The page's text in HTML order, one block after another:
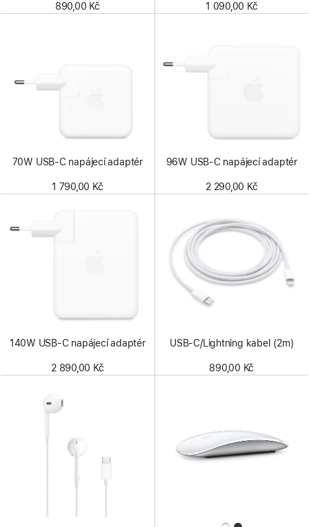
890,00 Kč 1 090,00 Kč
70W USB‑C napájecí adaptér
1 790,00 Kč
96W USB‑C napájecí adaptér
2 290,00 Kč
140W USB‑C napájecí adaptér
2 890,00 Kč
USB‑C/Lightning kabel (2m)
890,00 Kč